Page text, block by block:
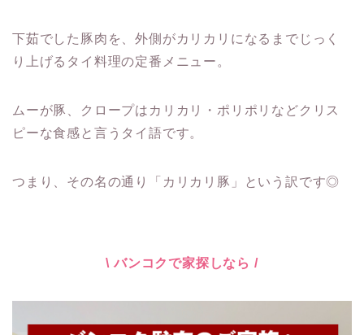
下茹でした豚肉を、外側がカリカリになるまでじっく
り上げるタイ料理の定番メニュー。
ムーが豚、クロープはカリカリ・ポリポリなどクリス
ピーな食感と言うタイ語です。
つまり、その名の通り「カリカリ豚」という訳です◎
\ バンコクで家探しなら /